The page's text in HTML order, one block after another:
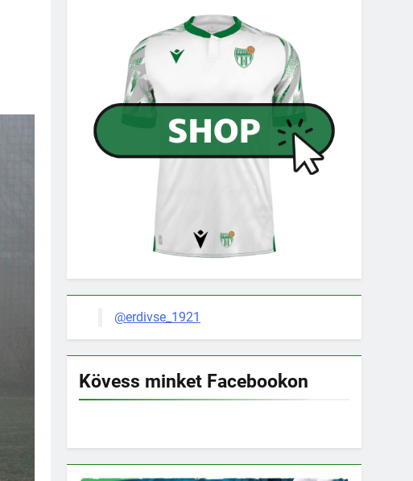
@erdivse_1921
Kövess minket Facebookon